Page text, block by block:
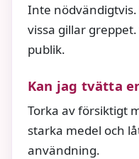
Inte
vissa gillar
publik.
Kan jag tvätta
Torka av försiktigt
starka medel och
användning.